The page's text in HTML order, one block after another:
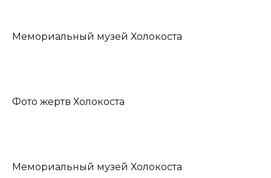
Мемориальный музей Холокоста
Фото жертв Холокоста
Мемориальный музей Холокоста